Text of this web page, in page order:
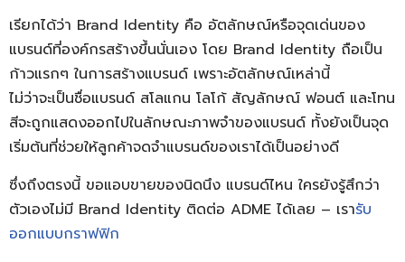
เรียกได้ว่า Brand Identity คือ อัตลักษณ์หรือจุดเด่นของ
แบรนด์ที่องค์กรสร้างขึ้นนั่นเอง โดย Brand Identity ถือเป็น
ก้าวแรกๆ ในการสร้างแบรนด์ เพราะอัตลักษณ์เหล่านี้
ไม่ว่าจะเป็นชื่อแบรนด์ สโลแกน โลโก้ สัญลักษณ์ ฟอนต์ และโทน
สีจะถูกแสดงออกไปในลักษณะภาพจำของแบรนด์ ทั้งยังเป็นจุด
เริ่มต้นที่ช่วยให้ลูกค้าจดจำแบรนด์ของเราได้เป็นอย่างดี
ซึ่งถึงตรงนี้ ขอแอบขายของนิดนึง แบรนด์ไหน ใครยังรู้สึกว่า
ตัวเองไม่มี Brand Identity ติดต่อ ADME ได้เลย – เรารับ
ออกแบบกราฟฟิก